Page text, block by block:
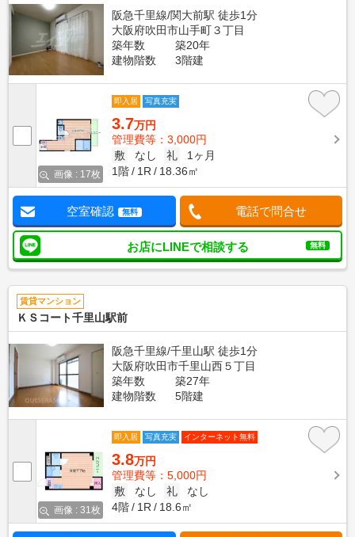
阪急千里線/関大前駅 徒歩1分
大阪府吹田市山手町３丁目
築年数
築20年
建物階数
3階建
画像 : 17枚
即入居 写真充実
3.7万円
管理費等：3,000円
敷
なし 礼
1ヶ月
1階
1R 18.36㎡
空室確認 無料 電話で問合せ
お店にLINEで相談する 無料
賃貸マンション
ＫＳコート千里山駅前
阪急千里線/千里山駅 徒歩1分
大阪府吹田市千里山西５丁目
築年数
築27年
建物階数
5階建
画像 : 31枚
即入居 写真充実 インターネット無料
3.8万円
管理費等：5,000円
敷
なし 礼
なし
4階
1R 18.6㎡